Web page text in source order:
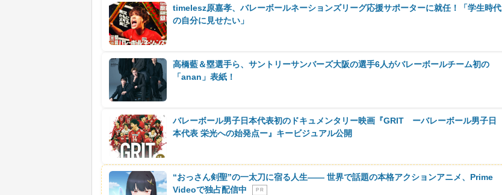
timelesz原嘉孝、バレーボールネーションズリーグ応援サポーターに就任！「学生時代
の自分に見せたい」
高橋藍＆塁選手ら、サントリーサンバーズ大阪の選手6人がバレーボールチーム初の
「anan」表紙！
バレーボール男子日本代表初のドキュメンタリー映画『GRIT ーバレーボール男子日
本代表 栄光への始発点ー』キービジュアル公開
“おっさん剣聖”の一太刀に宿る人生―― 世界で話題の本格アクションアニメ、Prime
Videoで独占配信中
P R